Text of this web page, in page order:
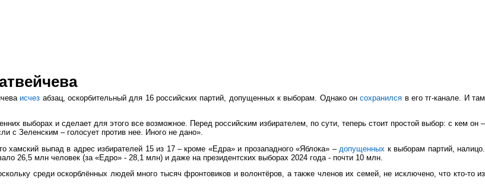
исчез абзац, оскорбительный для 16 российских партий, допущенных к выборам. Однако онсохранился в его тг-канале. И там
выборах и сделает для этого все возможное. Перед российским избирателем, по сути, теперь стоит простой выбор: с кем он –
Зеленским – голосует против нее. Иного не дано».
хамский выпад в адрес избирателей 15 из 17 – кроме «Едра» и прозападного «Яблока» – допущенных к выборам партий, налицо.
26,5 млн человек (за «Едро» - 28,1 млн) и даже на президентских выборах 2024 года - почти 10 млн.
среди оскорблённых людей много тысяч фронтовиков и волонтёров, а также членов их семей, не исключено, что кто-то из